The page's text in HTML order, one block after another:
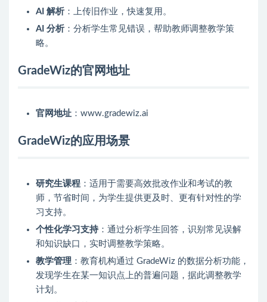
AI 解析 ：上传旧作业，快速复用。
AI 分析 ：分析学生常见错误，帮助教师调整教学策
略。
GradeWiz的官网地址
官网地址 ：www.gradewiz.ai
GradeWiz的应用场景
研究生课程 ：适用于需要高效批改作业和考试的教
师，节省时间，为学生提供更及时、更有针对性的学
习支持。
个性化学习支持：通过分析学生回答，识别常见误解
和知识缺口，实时调整教学策略。
教学管理 ：教育机构通过 GradeWiz 的数据分析功能，
发现学生在某一知识点上的普遍问题，据此调整教学
计划。